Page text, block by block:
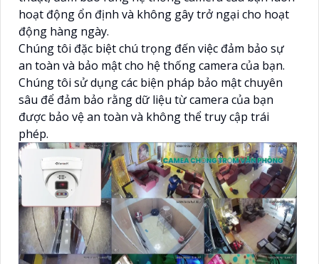
hoạt động ổn định và không gây trở ngại cho hoạt
động hàng ngày.
Chúng tôi đặc biệt chú trọng đến việc đảm bảo sự
an toàn và bảo mật cho hệ thống camera của bạn.
Chúng tôi sử dụng các biện pháp bảo mật chuyên
sâu để đảm bảo rằng dữ liệu từ camera của bạn
được bảo vệ an toàn và không thể truy cập trái
phép.